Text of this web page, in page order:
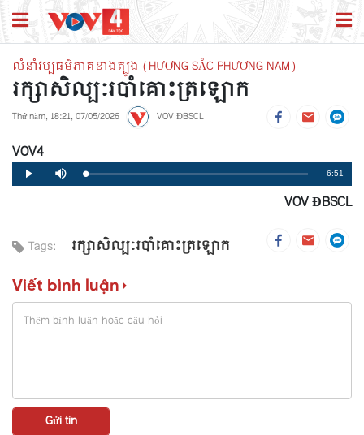
លំនាំវប្បធម៌ភាគខាងត្បូង (HƯƠNG SẮC PHƯƠNG NAM)
រក្សាសិល្បៈរបាំគោះត្រឡោក
Thứ năm, 18:21, 07/05/2026 VOV ĐBSCL
VOV4
Play Mute Loaded:
0%
Progress:
0%
Remaining
Time
-6:51
VOV ĐBSCL
Tags: រក្សាសិល្បៈរបាំគោះត្រឡោក
Viết bình luận